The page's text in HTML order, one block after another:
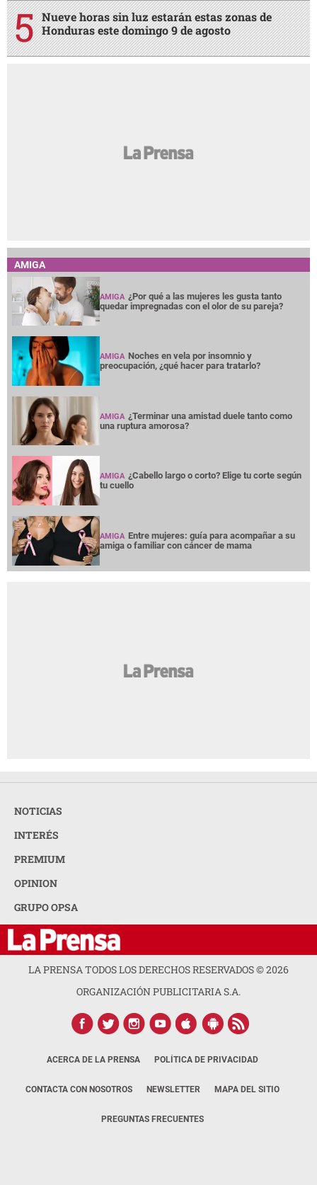
Nueve horas sin luz estarán estas zonas de
Honduras este domingo 9 de agosto
AMIGA
AMIGA ¿Por qué a las mujeres les gusta tanto
quedar impregnadas con el olor de su pareja?
AMIGA Noches en vela por insomnio y
preocupación, ¿qué hacer para tratarlo?
AMIGA ¿Terminar una amistad duele tanto como
una ruptura amorosa?
AMIGA ¿Cabello largo o corto? Elige tu corte según
tu cuello
AMIGA Entre mujeres: guía para acompañar a su
amiga o familiar con cáncer de mama
NOTICIAS
INTERÉS
PREMIUM
OPINION
GRUPO OPSA
LA PRENSA TODOS LOS DERECHOS RESERVADOS ©2026
ORGANIZACIÓN PUBLICITARIA S.A.
ACERCA DE LA PRENSA POLÍTICA DE PRIVACIDAD
CONTACTA CON NOSOTROS NEWSLETTER MAPA DEL SITIO
PREGUNTAS FRECUENTES